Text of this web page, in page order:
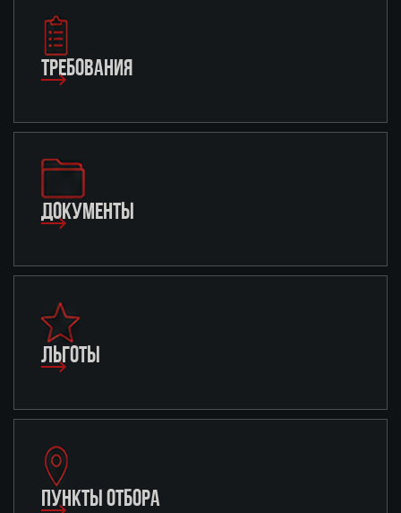
ТРЕБОВАНИЯ
ДОКУМЕНТЫ
ЛЬГОТЫ
ПУНКТЫ ОТБОРА